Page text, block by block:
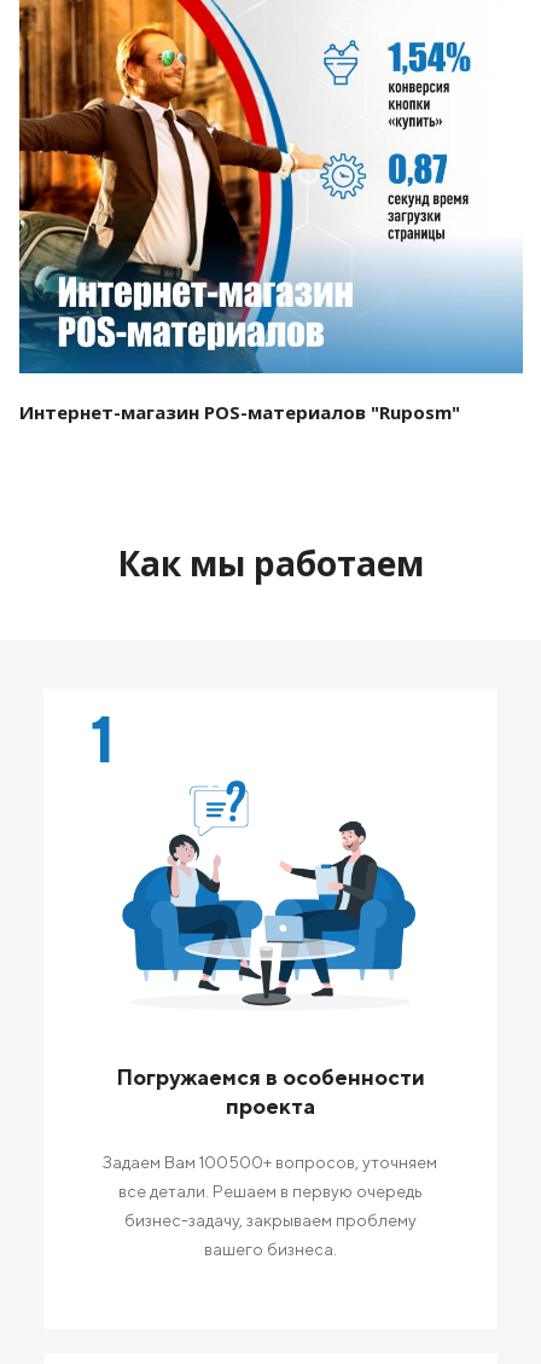
Смотреть проект
Интернет-магазин POS-материалов "Ruposm"
Как мы работаем
1
Погружаемся в особенности
проекта
Задаем Вам 100500+ вопросов, уточняем
все детали. Решаем в первую очередь
бизнес-задачу, закрываем проблему
вашего бизнеса.